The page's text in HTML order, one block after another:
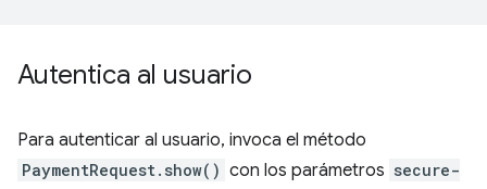
Autentica al usuario
Para autenticar al usuario, invoca el método
PaymentRequest.show() con los parámetros secure-